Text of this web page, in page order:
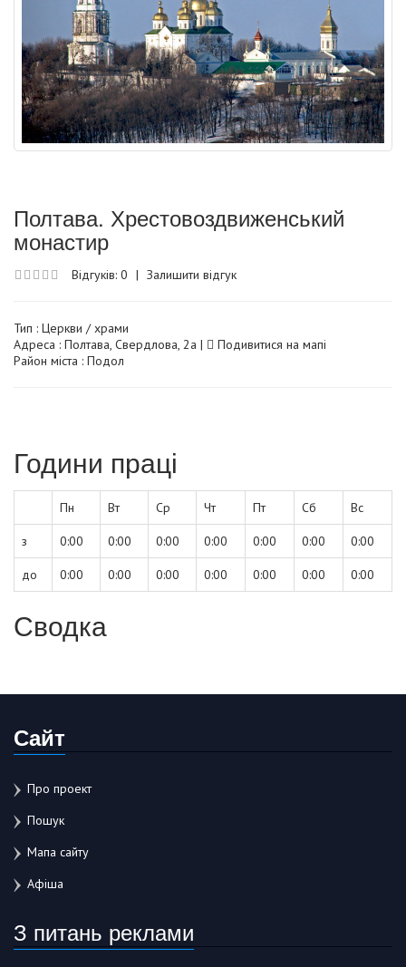
Полтава. Хрестовоздвиженський
монастир
Відгуків: 0 | Залишити відгук
Тип : Церкви / храми
Адреса : Полтава, Свердлова, 2а |
Подивитися на мапі
Район міста : Подол
Години праці
Пн Вт Ср Чт Пт Сб Вс
з 0:00 0:00 0:00 0:00 0:00 0:00 0:00
до 0:00 0:00 0:00 0:00 0:00 0:00 0:00
Сводка
Сайт
Про проект
Пошук
Мапа сайту
Афіша
З питань реклами